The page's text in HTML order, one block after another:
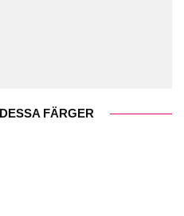
FÄRGER